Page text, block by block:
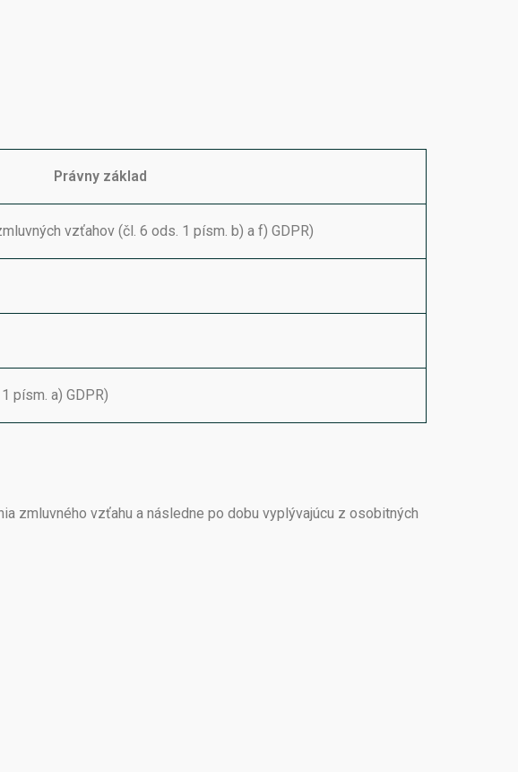
Právny základ
vzťahov (čl. 6 ods. 1 písm. b) a f) GDPR)
písm. a) GDPR)
zmluvného vzťahu a následne po dobu vyplývajúcu z osobitných